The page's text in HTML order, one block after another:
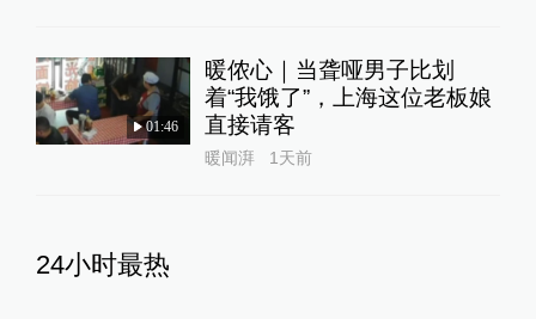
01:46
暖侬心｜当聋哑男子比划
着“我饿了”，上海这位老板娘
直接请客
暖闻湃 1天前
24小时最热